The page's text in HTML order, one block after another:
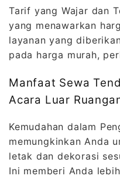
Tarif yang Wajar dan
yang menawarkan
layanan yang
pada harga murah,
Manfaat Sewa
Acara Luar
Kemudahan dalam
memungkinkan Anda
letak dan dekorasi
Ini memberi Anda